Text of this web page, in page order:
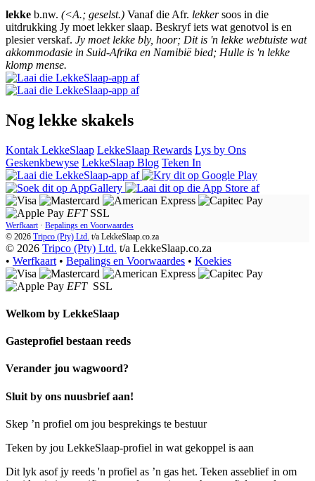
lekke b.nw. (<A.; geselst.) Vanaf die Afr. lekkersoos in die
uitdrukking Jy moet lekker slaap. Beskryf iets wat genotvol is en
plesier verskaf. Jy moet lekke bly, hoor; Dit is 'n lekke webtuiste wat
akkommodasie in Suid-Afrika en Namibië bied; Hulle is 'n lekke
klomp mense.
Nog lekke skakels
Kontak LekkeSlaap LekkeSlaap Rewards Lys by Ons
Geskenkbewyse LekkeSlaap Blog Teken In
EFT SSL
Werfkaart · Bepalings en Voorwaardes
© 2026 Tripco (Pty) Ltd. t/a LekkeSlaap.co.za
© 2026 Tripco (Pty) Ltd. t/a LekkeSlaap.co.za
• Werfkaart • Bepalings en Voorwaardes • Koekies
EFT SSL
Welkom by LekkeSlaap
Gasteprofiel bestaan ​​reeds
Verander jou wagwoord?
Sluit by ons nuusbrief aan!
Skep ’n profiel om jou besprekings te bestuur
Teken by jou LekkeSlaap-profiel in wat gekoppel is aan
Dit lyk asof jy reeds 'n profiel as ’n gas het. Teken asseblief in om